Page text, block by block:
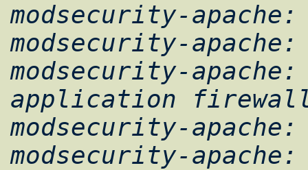
modsecurity-
modsecurity-apache:
modsecurity-
application firewall
modsecurity-apache:
modsecurity-